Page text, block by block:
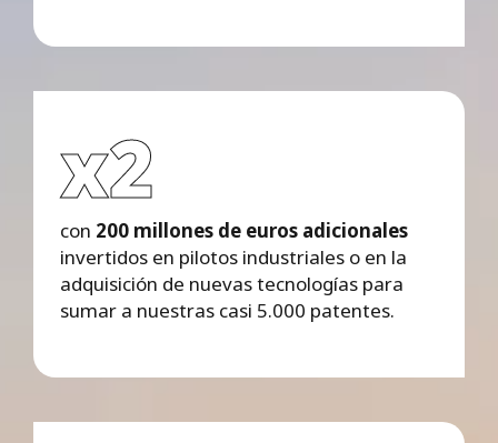
x2
con 200 millones de euros adicionales
invertidos en pilotos industriales o en la
adquisición de nuevas tecnologías para
sumar a nuestras casi 5.000 patentes.